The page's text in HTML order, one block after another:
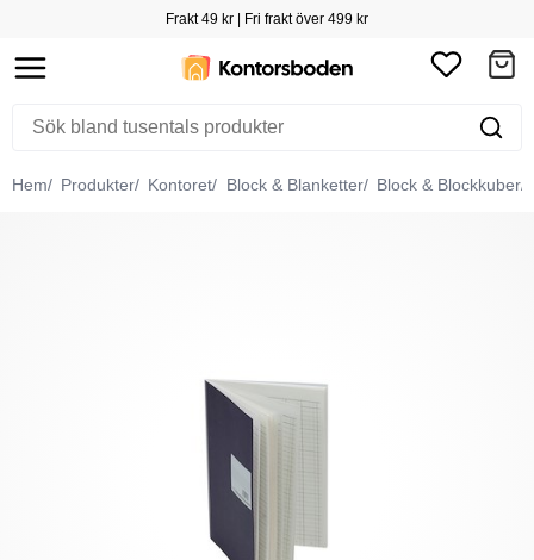
Frakt 49 kr | Fri frakt över 499 kr
Hem Produkter Kontoret Block & Blanketter Block & Blockkuber